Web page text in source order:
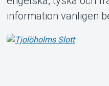
information vänligen